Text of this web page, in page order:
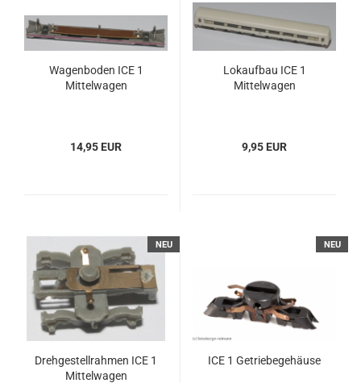
Wagenboden ICE 1
Mittelwagen
14,95 EUR
Lokaufbau ICE 1
Mittelwagen
9,95 EUR
NEU
Drehgestellrahmen ICE 1
Mittelwagen
NEU
ICE 1 Getriebegehäuse